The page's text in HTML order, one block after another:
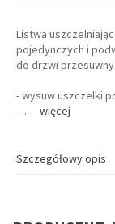
Listwa
pojedynczych i
do drzwi
- wysuw uszczelki
- ... więcej
Szczegółowy opis